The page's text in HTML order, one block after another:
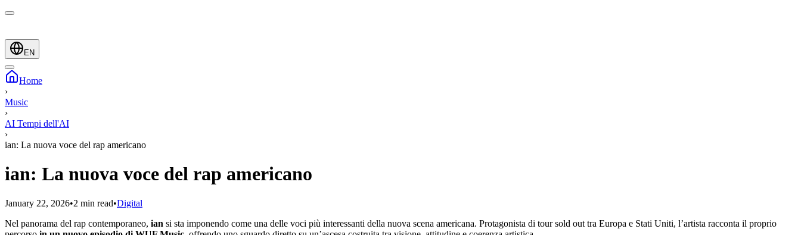
EN
Home
›
Music
›
AI Tempi dell'AI
›
ian: La nuova voce del rap americano
ian: La nuova voce del rap americano
January 22, 2026•2 min read•Digital
Nel panorama del rap contemporaneo, ian si sta imponendo come una delle voci più interessanti della nuova scena americana. Protagonista di tour sold out tra Europa e Stati Uniti, l’artista racconta il proprio